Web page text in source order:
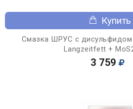
Купить
Смазка ШРУС с дисульфидом
Langzeitfett +
3 759